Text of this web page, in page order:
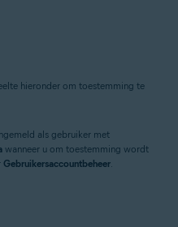
hieronder om toestemming te
als gebruiker met
wanneer u om toestemming wordt
Gebruikersaccountbeheer